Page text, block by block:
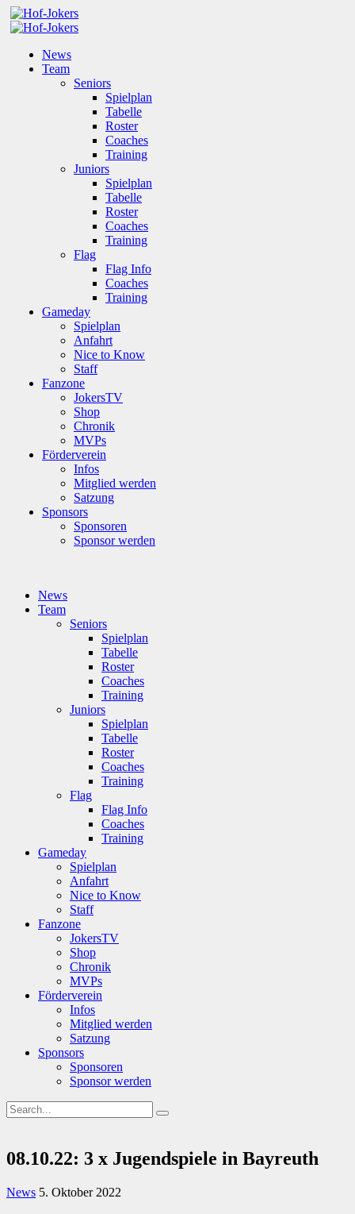
News
Team
Seniors
Spielplan
Tabelle
Roster
Coaches
Training
Juniors
Spielplan
Tabelle
Roster
Coaches
Training
Flag
Flag Info
Coaches
Training
Gameday
Spielplan
Anfahrt
Nice to Know
Staff
Fanzone
JokersTV
Shop
Chronik
MVPs
Förderverein
Infos
Mitglied werden
Satzung
Sponsors
Sponsoren
Sponsor werden
News
Team
Seniors
Spielplan
Tabelle
Roster
Coaches
Training
Juniors
Spielplan
Tabelle
Roster
Coaches
Training
Flag
Flag Info
Coaches
Training
Gameday
Spielplan
Anfahrt
Nice to Know
Staff
Fanzone
JokersTV
Shop
Chronik
MVPs
Förderverein
Infos
Mitglied werden
Satzung
Sponsors
Sponsoren
Sponsor werden
08.10.22: 3 x Jugendspiele in Bayreuth
News 5. Oktober 2022